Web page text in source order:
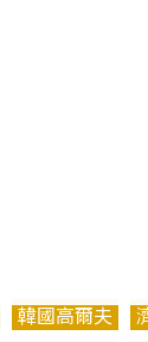
韓國高爾夫